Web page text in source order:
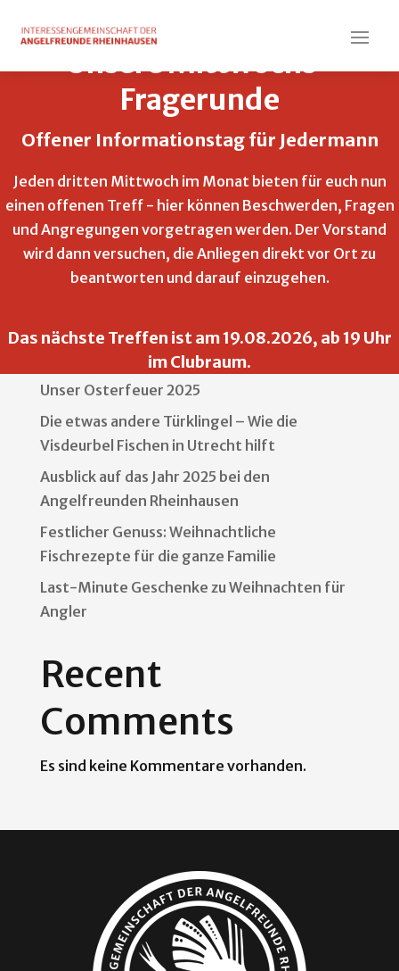
Unsere Mittwochs-
Fragerunde
Offener Informationstag für Jedermann
Jeden dritten Mittwoch im Monat bieten für euch nun
einen offenen Treff - hier können Beschwerden, Fragen
und Angregungen vorgetragen werden. Der Vorstand
wird dann versuchen, die Anliegen direkt vor Ort zu
beantworten und darauf einzugehen.
Das nächste Treffen ist am 19.08.2026, ab 19 Uhr
im Clubraum.
Versandarten
Suchen
Recent Posts
Unser Osterfeuer 2025
Die etwas andere Türklingel – Wie die
Visdeurbel Fischen in Utrecht hilft
Ausblick auf das Jahr 2025 bei den
Angelfreunden Rheinhausen
Festlicher Genuss: Weihnachtliche
Fischrezepte für die ganze Familie
Last-Minute Geschenke zu Weihnachten für
Angler
Recent
Comments
Es sind keine Kommentare vorhanden.